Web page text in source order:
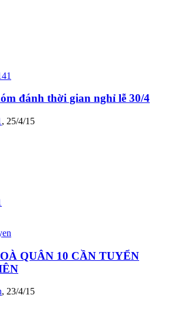
đánh thời gian nghỉ lễ 30/4
, 25/4/15
QUÂN 10 CẦN TUYỂN
, 23/4/15